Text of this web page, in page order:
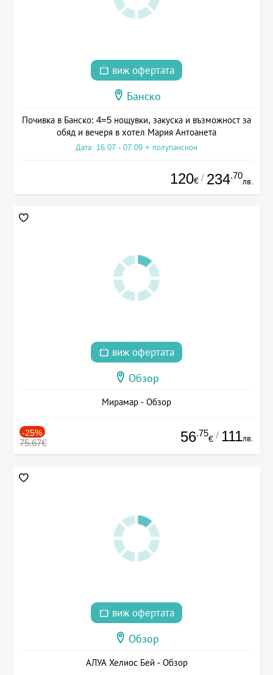
виж офертата
Банско
Почивка в Банско: 4=5 нощувки, закуска и възможност за
обяд и вечеря в хотел Мария Антоанета
Дата: 16.07 - 07.09 + полупансион
120€ / 234.70
лв.
виж офертата
Обзор
Мирамар - Обзор
-25%
75.67€ 56.75
€ / 111лв.
виж офертата
Обзор
АЛУА Хелиос Бей - Обзор